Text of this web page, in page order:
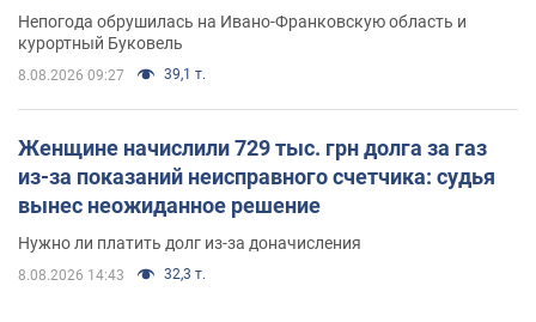
Непогода обрушилась на Ивано-Франковскую область и
курортный Буковель
8.08.2026 09:27 39,1 т.
Женщине начислили 729 тыс. грн долга за газ
из-за показаний неисправного счетчика: судья
вынес неожиданное решение
Нужно ли платить долг из-за доначисления
8.08.2026 14:43 32,3 т.